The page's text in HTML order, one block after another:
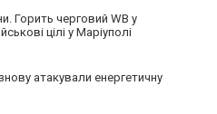
Горить черговий WB у
цілі у Маріуполі
атакували енергетичну